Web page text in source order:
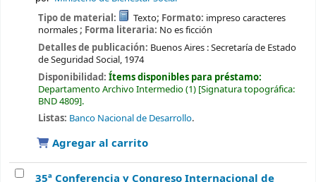
Tipo de material: Texto; Formato: impreso caracteres
normales; Forma literaria: No es ficción
Detalles de publicación: Buenos Aires :Secretaría de Estado
de Seguridad Social, 1974
Disponibilidad: Ítems disponibles para préstamo:
Departamento Archivo Intermedio(1) Signatura topográfica:
BND 4809 .
Listas: Banco Nacional de Desarrollo.
Agregar al carrito
35ª Conferencia y Congreso Internacional de